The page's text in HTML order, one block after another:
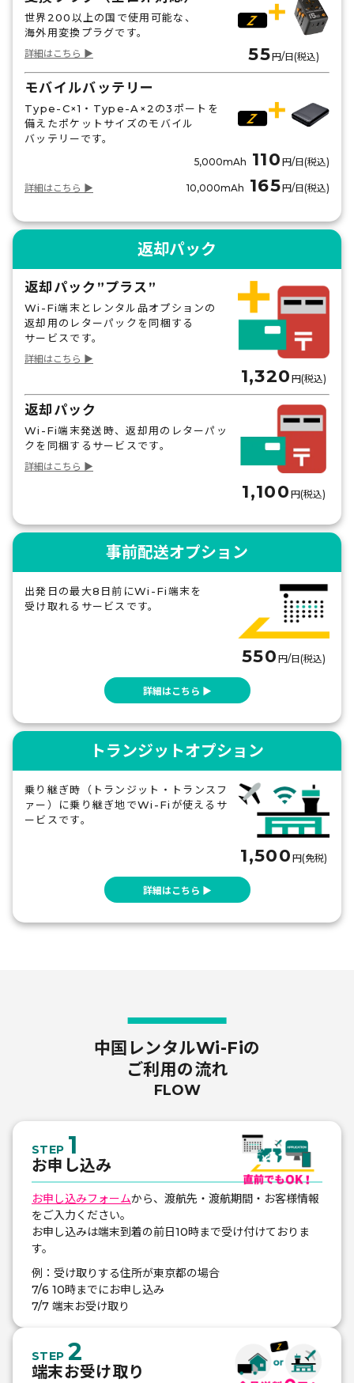
世界200以上の国で使用可能な、
海外用変換プラグです。
詳細はこちら ▶ 55円/日(税込)
モバイルバッテリー
Type-C×1・Type-A×2の3ポートを
備えたポケットサイズのモバイル
バッテリーです。
5,000mAh 110 円/日(税込)
詳細はこちら ▶ 10,000mAh 165円/日(税込)
返却パック
返却パック”プラス”
Wi-Fi端末とレンタル品オプションの
返却用のレターパックを同梱する
サービスです。
詳細はこちら ▶
1,320 円(税込)
返却パック
Wi-Fi端末発送時、返却用のレターパッ
クを同梱するサービスです。
詳細はこちら ▶
1,100 円(税込)
事前配送オプション
出発日の最大8日前にWi-Fi端末を
受け取れるサービスです。
550 円/日(税込)
詳細はこちら ▶
トランジットオプション
乗り継ぎ時（トランジット・トランスフ
ァー）に乗り継ぎ地でWi-Fiが使えるサ
ービスです。
1,500 円(免税)
詳細はこちら ▶
中国レンタルWi-Fiの
ご利用の流れ
FLOW
STEP 1
お申し込み
お申し込みフォームから、渡航先・渡航期間・お客様情報
をご入力ください。
お申し込みは端末到着の前日10時まで受け付けておりま
す。
例：受け取りする住所が東京都の場合
7/6 10時までにお申し込み
7/7 端末お受け取り
STEP 2
端末お受け取り